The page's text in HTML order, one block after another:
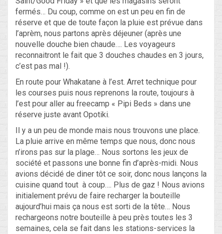
fermés… Du coup, comme on est un peu en fin de
réserve et que de toute façon la pluie est prévue dans
l’aprèm, nous partons après déjeuner (après une
nouvelle douche bien chaude…. Les voyageurs
reconnaitront le fait que 3 douches chaudes en 3 jours,
c’est pas mal !).
En route pour Whakatane à l’est. Arret technique pour
les courses puis nous reprenons la route, toujours à
l’est pour aller au freecamp « Pipi Beds » dans une
réserve juste avant Opotiki.
Il y a un peu de monde mais nous trouvons une place.
La pluie arrive en même temps que nous, donc nous
n’irons pas sur la plage… Nous sortons les jeux de
société et passons une bonne fin d’après-midi. Nous
avions décidé de diner tôt ce soir, donc nous lançons la
cuisine quand tout à coup…. Plus de gaz ! Nous avions
initialement prévu de faire recharger la bouteille
aujourd’hui mais ça nous est sorti de la tête… Nous
rechargeons notre bouteille à peu près toutes les 3
semaines, cela se fait dans les stations-services la